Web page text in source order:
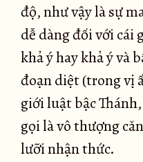
độ, như vậy là sự
dễ dàng đối với cái
khả ý hay khả ý và
đoạn diệt (trong vị
giới luật bậc
gọi là vô thượng
lưỡi nhận thức.